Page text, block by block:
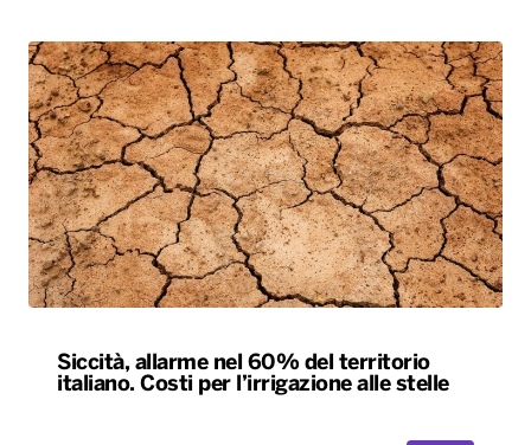
Siccità, allarme nel 60% del territorio
italiano. Costi per l’irrigazione alle stelle